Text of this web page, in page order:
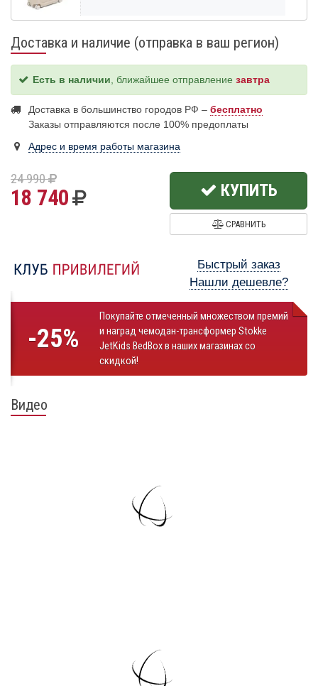
Доставка и наличие (отправка в ваш регион)
Есть в наличии , ближайшее отправление завтра
Доставка в большинство городов РФ – бесплатно
Заказы отправляются после 100% предоплаты
Адрес и время работы магазина
24 990
18 740 КУПИТЬ
СРАВНИТЬ
Быстрый заказ
Нашли дешевле?
-25%
Покупайте отмеченный множеством премий
и наград чемодан-трансформер Stokke
JetKids BedBox в наших магазинах со
скидкой!
Видео